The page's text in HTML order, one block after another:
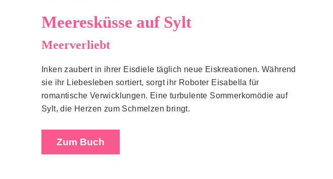
Meeresküsse auf Sylt
Meerverliebt
Inken zaubert in ihrer Eisdiele täglich neue Eiskreationen. Während
sie ihr Liebesleben sortiert, sorgt ihr Roboter Eisabella für
romantische Verwicklungen. Eine turbulente Sommerkomödie auf
Sylt, die Herzen zum Schmelzen bringt.
Zum Buch